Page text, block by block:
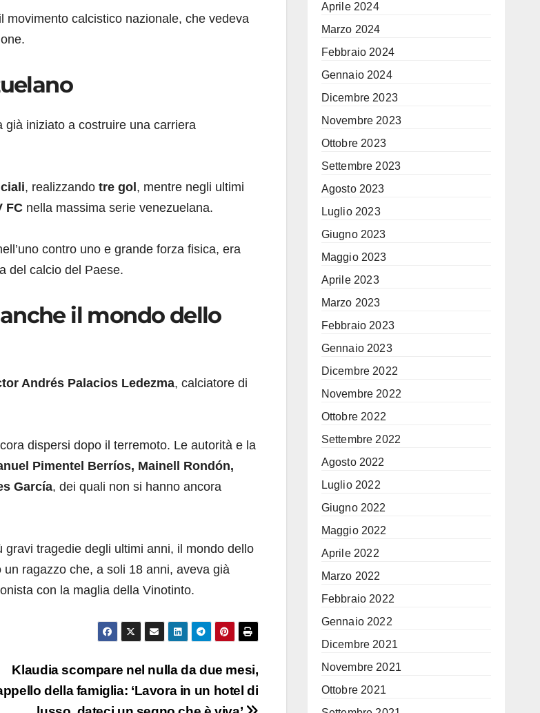
calcistico nazionale, che vedeva
già iniziato a costruire una carriera
, realizzando tre gol, mentre negli ultimi
FC nella massima serie venezuelana.
contro uno e grande forza fisica, era
del calcio del Paese.
il mondo dello
Andrés Palacios Ledezma, calciatore di
dispersi dopo il terremoto. Le autorità e la
Pimentel Berríos, Mainell Rondón,
García, dei quali non si hanno ancora
tragedie degli ultimi anni, il mondo dello
ragazzo che, a soli 18 anni, aveva già
con la maglia della Vinotinto.
Klaudia scompare nel nulla da due mesi,
della famiglia: ‘Lavora in un hotel di
Aprile 2024
Marzo 2024
Febbraio 2024
Gennaio 2024
Dicembre 2023
Novembre 2023
Ottobre 2023
Settembre 2023
Agosto 2023
Luglio 2023
Giugno 2023
Maggio 2023
Aprile 2023
Marzo 2023
Febbraio 2023
Gennaio 2023
Dicembre 2022
Novembre 2022
Ottobre 2022
Settembre 2022
Agosto 2022
Luglio 2022
Giugno 2022
Maggio 2022
Aprile 2022
Marzo 2022
Febbraio 2022
Gennaio 2022
Dicembre 2021
Novembre 2021
Ottobre 2021